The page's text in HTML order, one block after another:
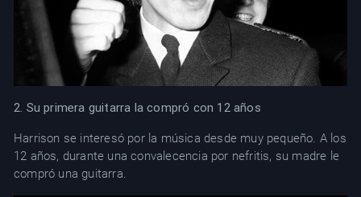
2. Su primera guitarra la compró con 12 años
Harrison se interesó por la música desde muy pequeño. A los
12 años, durante una convalecencia por nefritis, su madre le
compró una guitarra.